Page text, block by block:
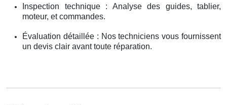
Inspection technique : Analyse des guides, tablier,
moteur, et commandes.
Évaluation détaillée : Nos techniciens vous fournissent
un devis clair avant toute réparation.